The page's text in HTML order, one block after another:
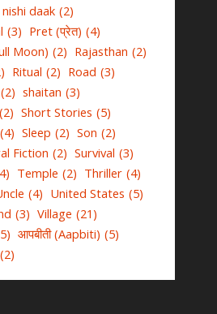
nishi daak (2)
(3) Pret (प्रेत) (4)
Moon) (2) Rajasthan (2)
Ritual (2) Road (3)
(2) shaitan (3)
(2) Short Stories (5)
(4) Sleep (2) Son (2)
Fiction (2) Survival (3)
Temple (2) Thriller (4)
(4) United States (5)
(3) Village (21)
आपबीती (Aapbiti) (5)
(2)